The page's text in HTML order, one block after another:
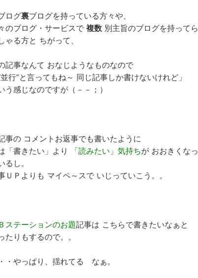
ログ裏ブログを持っている方々や、
のブログ・サービスで 複数 別主旨のブログを持ってら
ゃる方と ちがって、
記事なんて おなじようなものなので
並行”と言ってもね～ 同じ記事しか書けないけれど」
う感じなのですが（－－；）
事の コメントお返事でも書いたように
「書きたい」より
「読みたい」気持ちが おおきくなっ
るし。
ＵＰよりも マイペ～スで いじっていこう。。
ステーションのお題記事は こちらで書きたいなぁと
たりもするので。。
・やっぱり、揺れてる なぁ。